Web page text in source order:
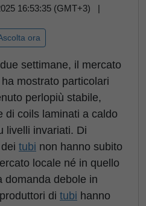
16:53:35 (GMT+3) |
ora
settimane, il mercato
mostrato particolari
perlopiù stabile,
di coils laminati a caldo
livelli invariati. Di
tubi non hanno subito
locale né in quello
domanda debole in
di tubi hanno